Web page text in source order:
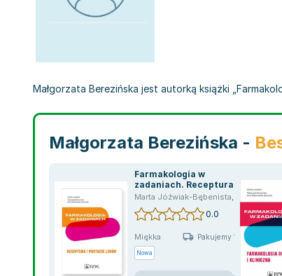
Małgorzata Berezińska jest autorką książki
Małgorzata Berezińska -
Farmakologia w
zadaniach. Receptura i
postacie leków
Marta Jóźwiak-Bębenista,
0.0
Miękka Pakujemy 10.08
Nowa